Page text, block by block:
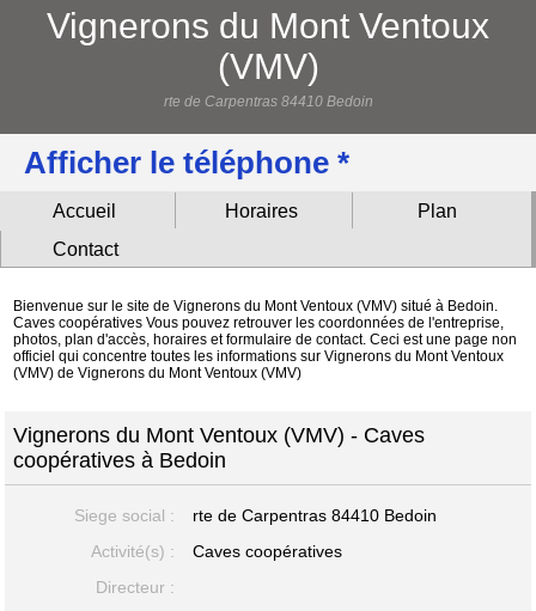
Vignerons du Mont Ventoux
(VMV)
rte de Carpentras 84410 Bedoin
Afficher le téléphone *
Accueil Horaires
Plan
Contact
Bienvenue sur le site de Vignerons du Mont Ventoux (VMV) situé à Bedoin.
Caves coopératives Vous pouvez retrouver les coordonnées de l'entreprise,
photos, plan d'accès, horaires et formulaire de contact. Ceci est une page non
officiel qui concentre toutes les informations sur Vignerons du Mont Ventoux
(VMV) de Vignerons du Mont Ventoux (VMV)
Vignerons du Mont Ventoux (VMV) - Caves
coopératives à Bedoin
Siege social : rte de Carpentras84410 Bedoin
Activité(s) :
Caves coopératives
Directeur :